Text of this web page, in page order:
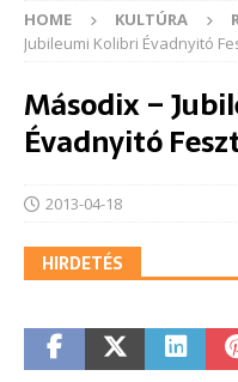
HOME KULTÚRA
Jubileumi Kolibri Évadnyitó
Másodix –
Évadnyitó
2013-04-18
HIRDETÉS